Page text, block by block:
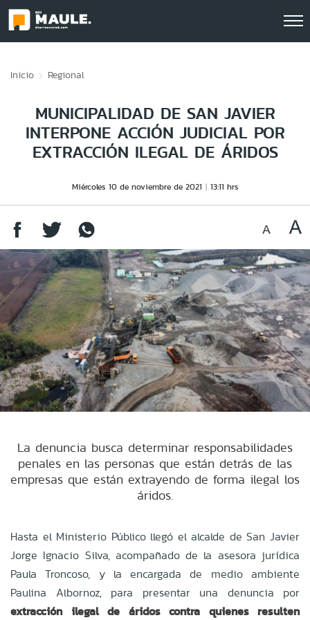
Inicio Regional
MUNICIPALIDAD DE SAN JAVIER
INTERPONE ACCIÓN JUDICIAL POR
EXTRACCIÓN ILEGAL DE ÁRIDOS
Miércoles 10 de noviembre de 2021 13:11 hrs
La denuncia busca determinar responsabilidades
penales en las personas que están detrás de las
empresas que están extrayendo de forma ilegal los
áridos.
Hasta el Ministerio Público llegó el alcalde de San Javier
Jorge Ignacio Silva, acompañado de la asesora jurídica
Paula Troncoso, y la encargada de medio ambiente
Paulina Albornoz, para presentar una denuncia por
extracción ilegal de áridos contra quienes resulten